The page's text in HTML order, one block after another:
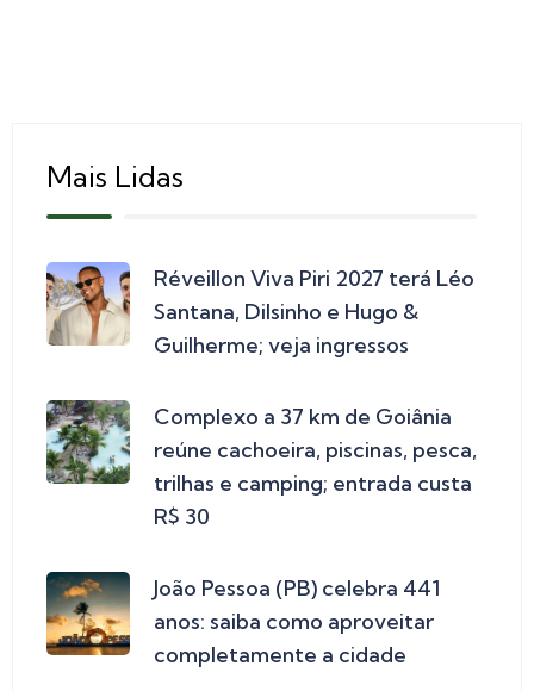
Mais Lidas
Réveillon Viva Piri 2027 terá Léo
Santana, Dilsinho e Hugo &
Guilherme; veja ingressos
Complexo a 37 km de Goiânia
reúne cachoeira, piscinas, pesca,
trilhas e camping; entrada custa
R$ 30
João Pessoa (PB) celebra 441
anos: saiba como aproveitar
completamente a cidade